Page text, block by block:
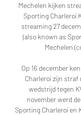
Mechelen kijken
Sporting Charleroi
streaming 27
(also known as
Mechelen
Op 16 december
Charleroi zijn straf
wedstrijd tegen
november werd
Sporting Charleroi en